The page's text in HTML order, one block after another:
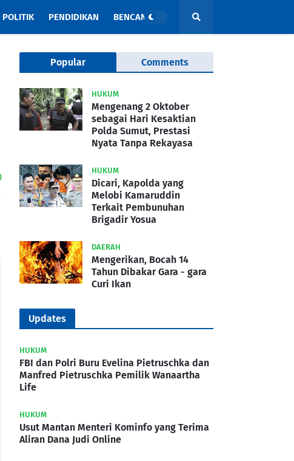
POLITIK PENDIDIKAN BENCANA
Popular Comments
HUKUM
Mengenang 2 Oktober
sebagai Hari Kesaktian
Polda Sumut, Prestasi
Nyata Tanpa Rekayasa
HUKUM
Dicari, Kapolda yang
Melobi Kamaruddin
Terkait Pembunuhan
Brigadir Yosua
DAERAH
Mengerikan, Bocah 14
Tahun Dibakar Gara - gara
Curi Ikan
Updates
HUKUM
FBI dan Polri Buru Evelina Pietruschka dan
Manfred Pietruschka Pemilik Wanaartha
Life
HUKUM
Usut Mantan Menteri Kominfo yang Terima
Aliran Dana Judi Online